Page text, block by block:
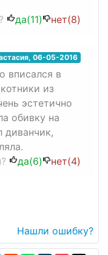
да(11) нет(8)
,06-05-2016
вписался в
из
эстетично
обивку на
диванчик,
да(6) нет(4)
Нашли ошибку?